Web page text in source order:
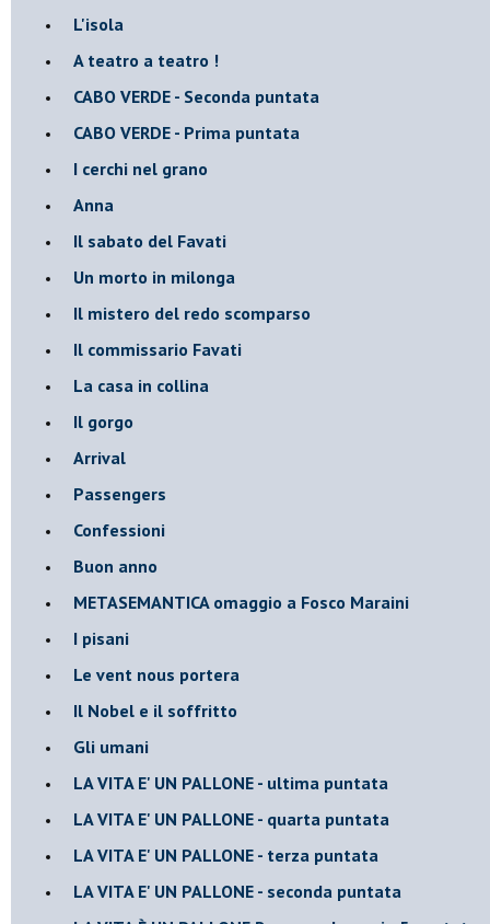
L'isola
A teatro a teatro !
CABO VERDE - Seconda puntata
CABO VERDE - Prima puntata
I cerchi nel grano
Anna
Il sabato del Favati
Un morto in milonga
Il mistero del redo scomparso
Il commissario Favati
La casa in collina
Il gorgo
Arrival
Passengers
Confessioni
Buon anno
METASEMANTICA omaggio a Fosco Maraini
I pisani
Le vent nous portera
Il Nobel e il soffritto
Gli umani
LA VITA E' UN PALLONE - ultima puntata
LA VITA E' UN PALLONE - quarta puntata
LA VITA E' UN PALLONE - terza puntata
LA VITA E' UN PALLONE - seconda puntata